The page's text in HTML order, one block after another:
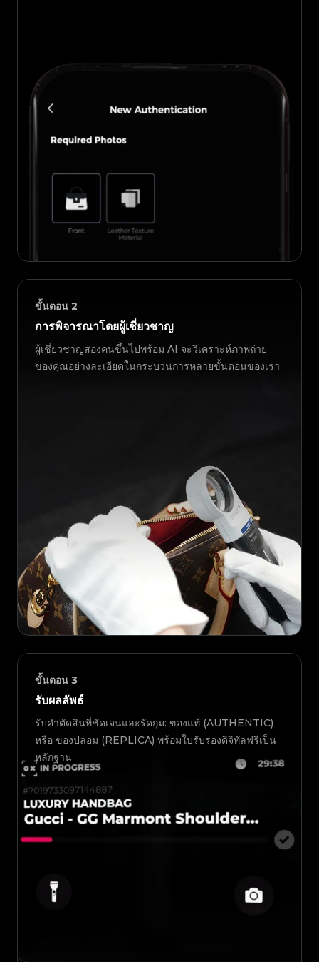
ขั้นตอน 2
การพิจารณาโดยผู้เชี่ยวชาญ
ผู้เชี่ยวชาญสองคนขึ้นไปพร้อม AI จะวิเคราะห์ภาพถ่าย
ของคุณอย่างละเอียดในกระบวนการหลายขั้นตอนของเรา
ขั้นตอน 3
รับผลลัพธ์
รับคำตัดสินที่ชัดเจนและรัดกุม: ของแท้ (AUTHENTIC)
หรือ ของปลอม (REPLICA) พร้อมใบรับรองดิจิทัลฟรีเป็น
หลักฐาน